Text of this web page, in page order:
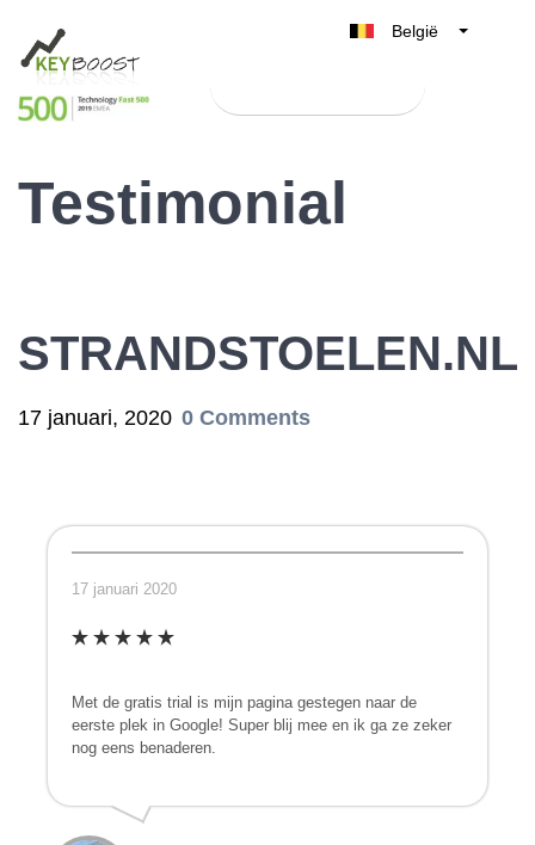
België
Nederland
Testimonial
STRANDSTOELEN.NL
17 januari, 2020 0 Comments
17 januari 2020
Met de gratis trial is mijn pagina gestegen naar de
eerste plek in Google! Super blij mee en ik ga ze zeker
nog eens benaderen.